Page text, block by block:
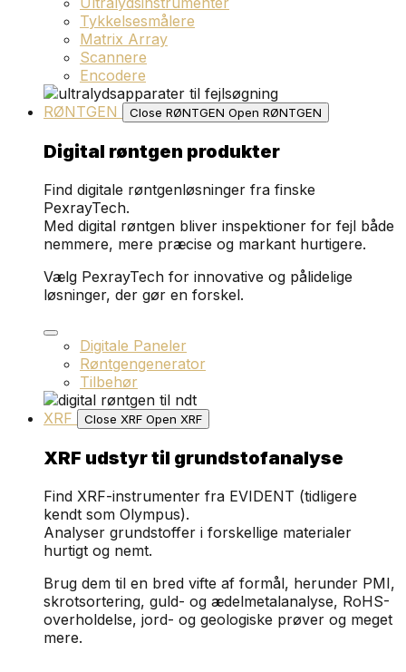
Tykkelsesmålere
Matrix Array
Scannere
Encodere
RØNTGEN
Close RØNTGEN Open RØNTGEN
Digital røntgen produkter
Find digitale røntgenløsninger fra finske
PexrayTech.
Med digital røntgen bliver inspektioner for fejl både
nemmere, mere præcise og markant hurtigere.
Vælg PexrayTech for innovative og pålidelige
løsninger, der gør en forskel.
Digitale Paneler
Røntgengenerator
Tilbehør
XRF
Close XRF Open XRF
XRF udstyr til grundstofanalyse
Find XRF-instrumenter fra EVIDENT (tidligere
kendt som Olympus).
Analyser grundstoffer i forskellige materialer
hurtigt og nemt.
Brug dem til en bred vifte af formål, herunder PMI,
skrotsortering, guld- og ædelmetalanalyse, RoHS-
overholdelse, jord- og geologiske prøver og meget
mere.